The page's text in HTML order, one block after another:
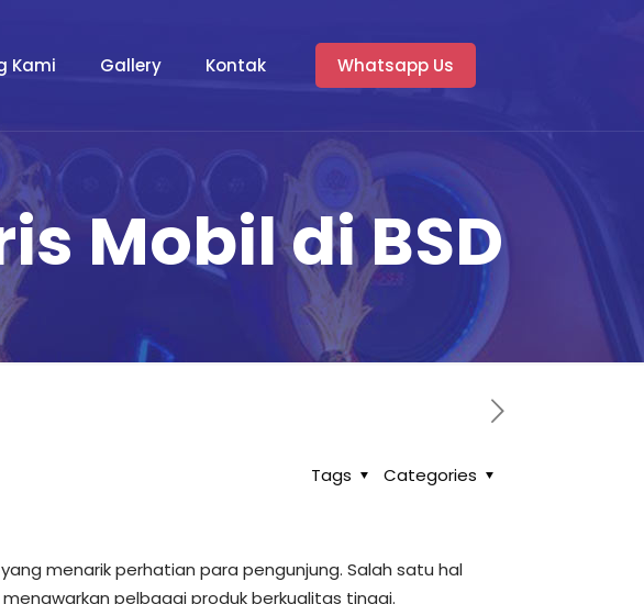
Kami Gallery Kontak Whatsapp Us
Mobil di BSD
Categories
Tags
menarik perhatian para pengunjung. Salah satu hal
pelbagai produk berkualitas tinggi.